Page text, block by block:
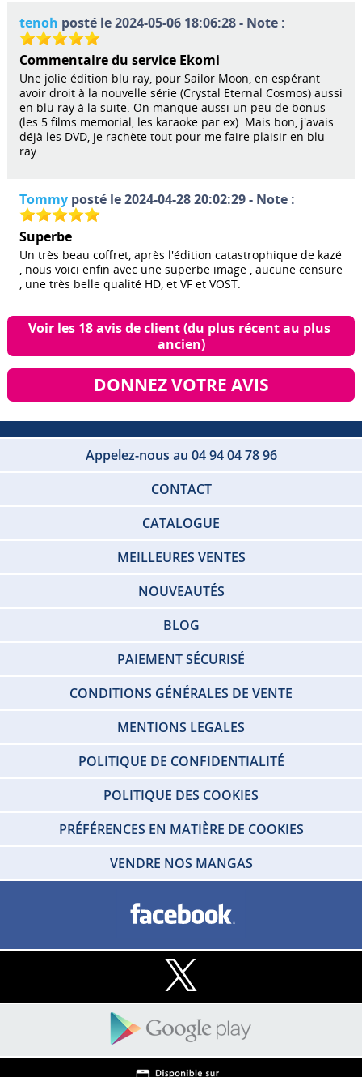
tenoh posté le 2024-05-06 18:06:28 - Note :
Commentaire du service Ekomi
Une jolie édition blu ray, pour Sailor Moon, en espérant
avoir droit à la nouvelle série (Crystal Eternal Cosmos) aussi
en blu ray à la suite. On manque aussi un peu de bonus
(les 5 films memorial, les karaoke par ex). Mais bon, j'avais
déjà les DVD, je rachète tout pour me faire plaisir en blu
ray
Tommyposté le 2024-04-28 20:02:29 - Note :
Superbe
Un très beau coffret, après l'édition catastrophique de kazé
, nous voici enfin avec une superbe image , aucune censure
, une très belle qualité HD, et VF et VOST.
Voir les 18 avis de client (du plus récent au plus
ancien)
DONNEZ VOTRE AVIS
Appelez-nous au 04 94 04 78 96
CONTACT
CATALOGUE
MEILLEURES VENTES
NOUVEAUTÉS
BLOG
PAIEMENT SÉCURISÉ
CONDITIONS GÉNÉRALES DE VENTE
MENTIONS LEGALES
POLITIQUE DE CONFIDENTIALITÉ
POLITIQUE DES COOKIES
PRÉFÉRENCES EN MATIÈRE DE COOKIES
VENDRE NOS MANGAS